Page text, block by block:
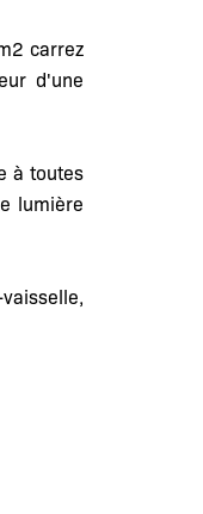
carrez
d'une
à toutes
lumière